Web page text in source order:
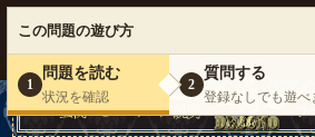
いらっしゃいませ。ゲスト
この問題の遊び方
1
問題を読む
状況を確認
2
質問する
登録なしでも遊べ